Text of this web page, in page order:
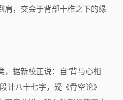
肩，交会于背部十椎之下的缘
，据新校正说：自“背与心相
八十七字，疑《骨空论》